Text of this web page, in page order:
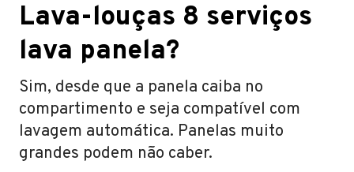
Lava-louças 8 serviços
lava panela?
Sim, desde que a panela caiba no
compartimento e seja compatível com
lavagem automática. Panelas muito
grandes podem não caber.